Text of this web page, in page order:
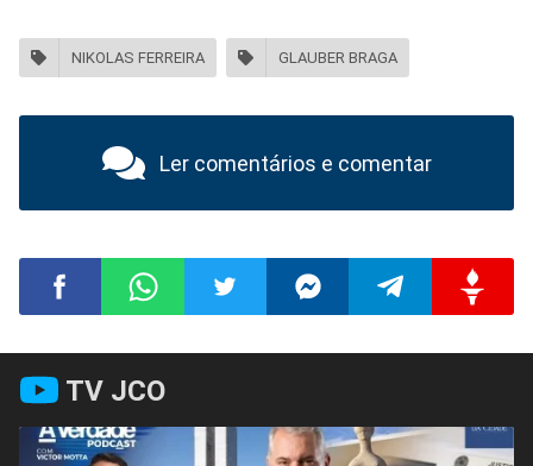
NIKOLAS FERREIRA GLAUBER BRAGA
Ler comentários e comentar
Compartilhar
no
no
no
no
no
no
TV JCO